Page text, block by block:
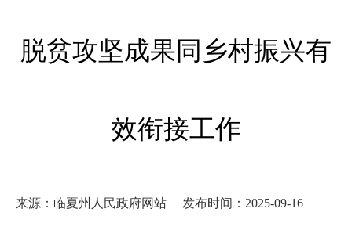
脱贫攻坚成果同乡村振兴有
效衔接工作
来源：临夏州人民政府网站 发布时间：2025-09-16